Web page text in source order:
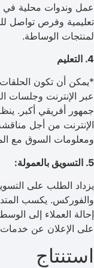
عمل وندوات محلية في
تعليمية وفرص تواصل
لمنتجات الوساطة.
4. التعليم
*يمكن أن تكون الحلقات
عبر الإنترنت وجلسات
جمهور أفريقي أكبر.
الإنترنت من أجل
ومعلومات السوق مع
5. التسويق بالعمولة:
يزداد الطلب على
والفوركس. يكسب
إحالة العملاء إلى
على الإعلان عن
استنتاج